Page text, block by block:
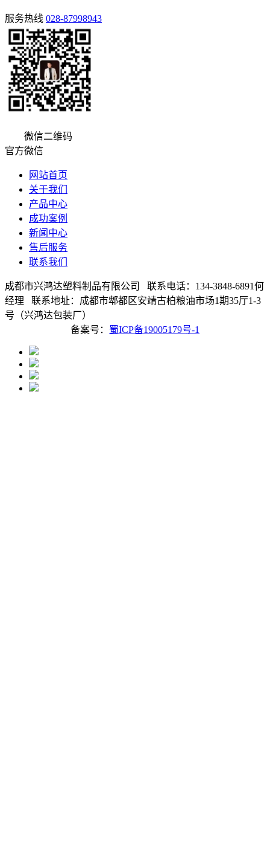
服务热线 028-87998943
微信二维码
官方微信
网站首页
关于我们
产品中心
成功案例
新闻中心
售后服务
联系我们
成都市兴鸿达塑料制品有限公司 联系电话：134-3848-6891何
经理 联系地址：成都市郫都区安靖古柏粮油市场1期35厅1-3
号（兴鸿达包装厂）
备案号： 蜀ICP备19005179号-1